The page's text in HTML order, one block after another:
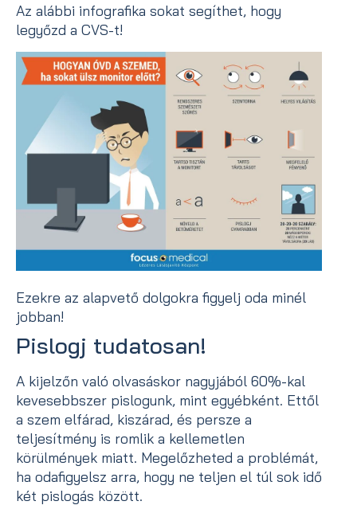
Az alábbi infografika sokat segíthet, hogy
legyőzd a CVS-t!
Ezekre az alapvető dolgokra figyelj oda minél
jobban!
Pislogj tudatosan!
A kijelzőn való olvasáskor nagyjából 60%-kal
kevesebbszer pislogunk, mint egyébként. Ettől
a szem elfárad, kiszárad, és persze a
teljesítmény is romlik a kellemetlen
körülmények miatt. Megelőzheted a problémát,
ha odafigyelsz arra, hogy ne teljen el túl sok idő
két pislogás között.